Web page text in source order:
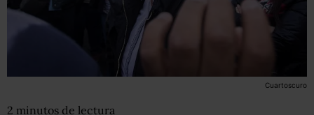
Cuartoscuro
2 minutos de lectura